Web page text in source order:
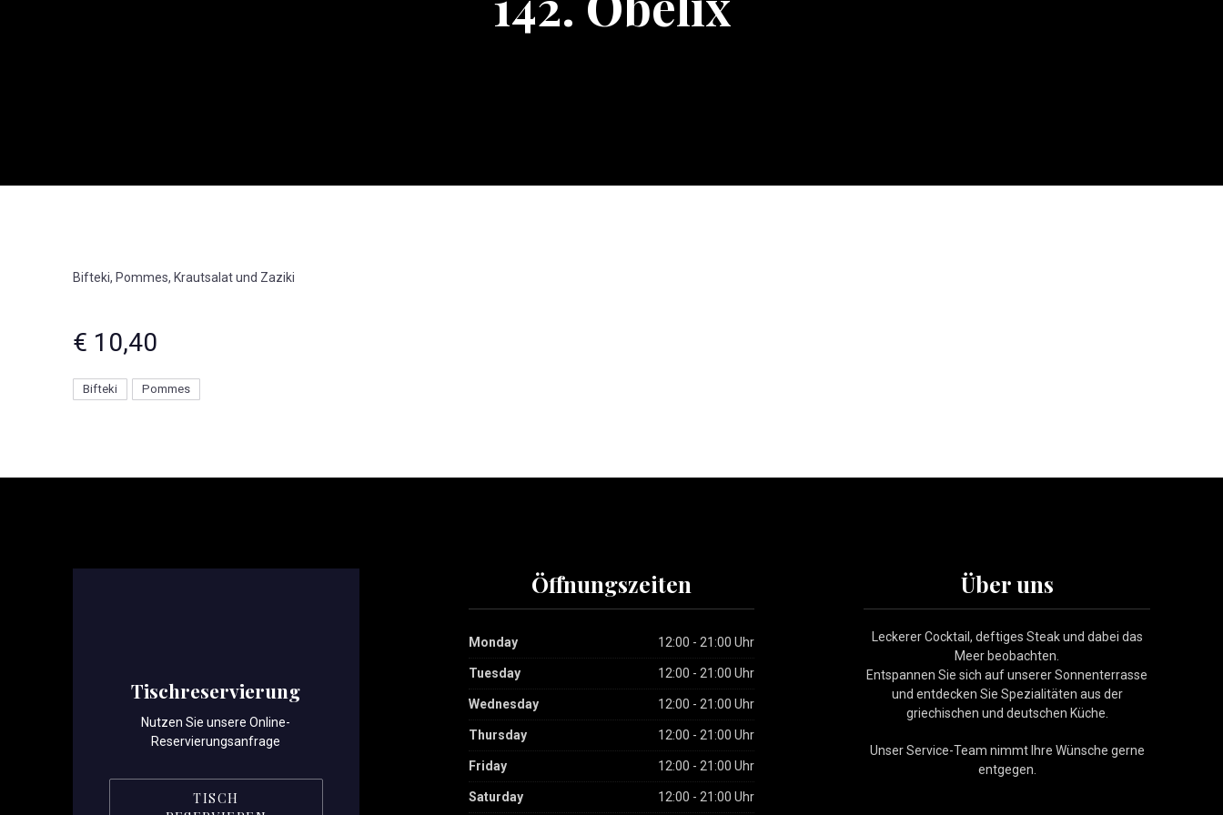
Bifteki, Pommes, Krautsalat und Zaziki
€ 10,40
Bifteki Pommes
Tischreservierung
Nutzen Sie unsere Online-
Reservierungsanfrage
TISCH
Öffnungszeiten
Monday 12:00 - 21:00 Uhr
Tuesday 12:00 - 21:00 Uhr
Wednesday 12:00 - 21:00 Uhr
Thursday 12:00 - 21:00 Uhr
Friday 12:00 - 21:00 Uhr
Saturday 12:00 - 21:00 Uhr
Über uns
Leckerer Cocktail, deftiges Steak und dabei das
Meer beobachten.
Entspannen Sie sich auf unserer Sonnenterrasse
und entdecken Sie Spezialitäten aus der
griechischen und deutschen Küche.
Unser Service-Team nimmt Ihre Wünsche gerne
entgegen.